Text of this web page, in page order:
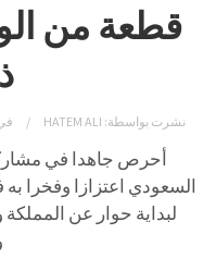
قطعة من
نشرت بواسطة: HATEM ALI
أحرص جاهدا في
السعودي اعتزازا وفخرا
لبداية حوار عن